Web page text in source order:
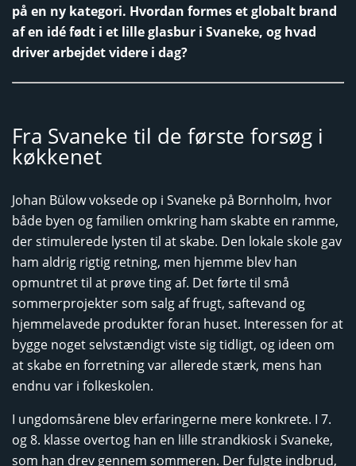
på en ny kategori. Hvordan formes et globalt brand
af en idé født i et lille glasbur i Svaneke, og hvad
driver arbejdet videre i dag?
Fra Svaneke til de første forsøg i
køkkenet
Johan Bülow voksede op i Svaneke på Bornholm, hvor
både byen og familien omkring ham skabte en ramme,
der stimulerede lysten til at skabe. Den lokale skole gav
ham aldrig rigtig retning, men hjemme blev han
opmuntret til at prøve ting af. Det førte til små
sommerprojekter som salg af frugt, saftevand og
hjemmelavede produkter foran huset. Interessen for at
bygge noget selvstændigt viste sig tidligt, og ideen om
at skabe en forretning var allerede stærk, mens han
endnu var i folkeskolen.
I ungdomsårene blev erfaringerne mere konkrete. I 7.
og 8. klasse overtog han en lille strandkiosk i Svaneke,
som han drev gennem sommeren. Der fulgte indbrud,